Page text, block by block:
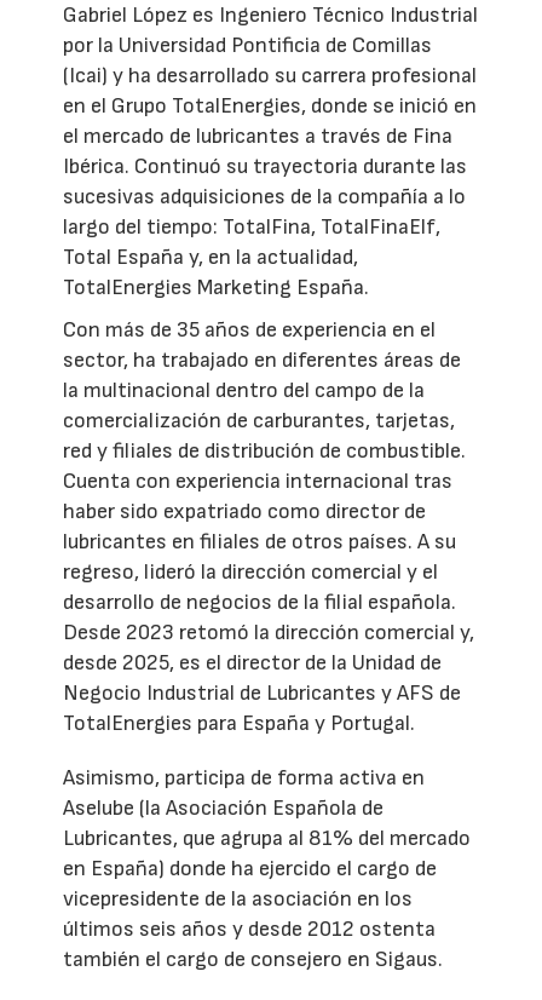
Gabriel López es Ingeniero Técnico Industrial
por la Universidad Pontificia de Comillas
(Icai) y ha desarrollado su carrera profesional
en el Grupo TotalEnergies, donde se inició en
el mercado de lubricantes a través de Fina
Ibérica. Continuó su trayectoria durante las
sucesivas adquisiciones de la compañía a lo
largo del tiempo: TotalFina, TotalFinaElf,
Total España y, en la actualidad,
TotalEnergies Marketing España.
Con más de 35 años de experiencia en el
sector, ha trabajado en diferentes áreas de
la multinacional dentro del campo de la
comercialización de carburantes, tarjetas,
red y filiales de distribución de combustible.
Cuenta con experiencia internacional tras
haber sido expatriado como director de
lubricantes en filiales de otros países. A su
regreso, lideró la dirección comercial y el
desarrollo de negocios de la filial española.
Desde 2023 retomó la dirección comercial y,
desde 2025, es el director de la Unidad de
Negocio Industrial de Lubricantes y AFS de
TotalEnergies para España y Portugal.
Asimismo, participa de forma activa en
Aselube (la Asociación Española de
Lubricantes, que agrupa al 81% del mercado
en España) donde ha ejercido el cargo de
vicepresidente de la asociación en los
últimos seis años y desde 2012 ostenta
también el cargo de consejero en Sigaus.